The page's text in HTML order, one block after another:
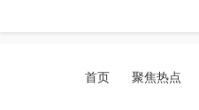
首页 聚焦热点